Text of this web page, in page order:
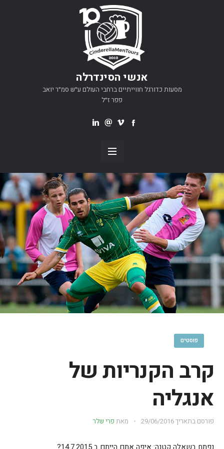
אנשי הסינדרלה
מסעות כדורגל חווייתיים ברחבי העולם ע״ש סמ״ר יואב
פפר ז״ל
פוסטים
קרב הקנריות של
אנגליה
פורסם בתאריך29/06/2016 מאת פרי שלר